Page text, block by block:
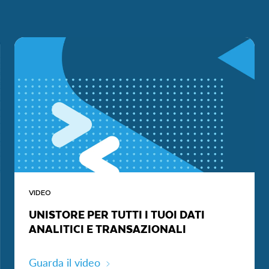
VIDEO
UNISTORE PER TUTTI I TUOI DATI
ANALITICI E TRANSAZIONALI
Guarda il video